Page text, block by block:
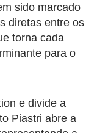
sido marcado
diretas entre os
torna cada
para o
e divide a
Piastri abre a